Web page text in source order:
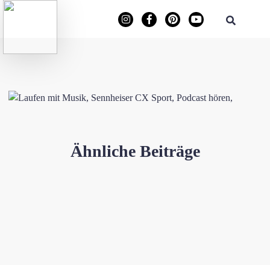
Ähnliche Beiträge